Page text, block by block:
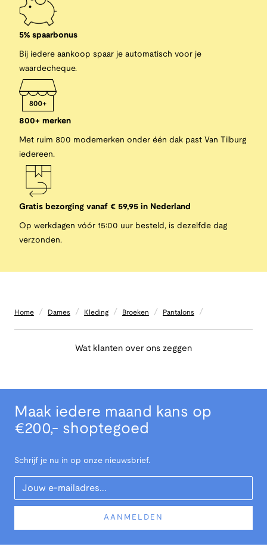
5% spaarbonus
Bij iedere aankoop spaar je automatisch voor je
waardecheque.
800+ merken
Met ruim 800 modemerken onder één dak past Van Tilburg
iedereen.
Gratis bezorging vanaf € 59,95 in Nederland
Op werkdagen vóór 15:00 uur besteld, is dezelfde dag
verzonden.
Home / Dames / Kleding / Broeken / Pantalons /
Wat klanten over ons zeggen
Maak iedere maand kans op
€200,- shoptegoed
Schrijf je nu in op onze nieuwsbrief.
Your Email
AANMELDEN